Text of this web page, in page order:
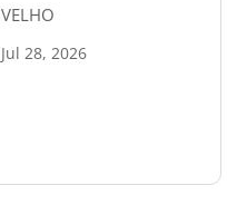
VELHO
Jul 28, 2026